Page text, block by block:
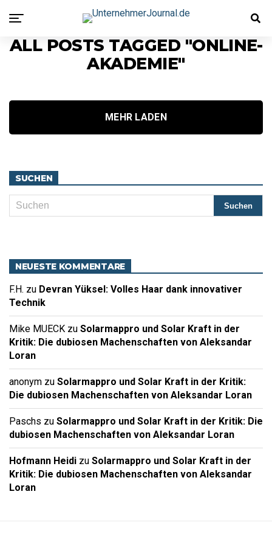
ALL POSTS TAGGED "ONLINE-
AKADEMIE"
MEHR LADEN
SUCHEN
NEUESTE KOMMENTARE
F.H. zu Devran Yüksel: Volles Haar dank innovativer
Technik
Mike MUECK zu Solarmappro und Solar Kraft in der
Kritik: Die dubiosen Machenschaften von Aleksandar
Loran
anonym zu Solarmappro und Solar Kraft in der Kritik:
Die dubiosen Machenschaften von Aleksandar Loran
Paschs zu Solarmappro und Solar Kraft in der Kritik: Die
dubiosen Machenschaften von Aleksandar Loran
Hofmann Heidi zu Solarmappro und Solar Kraft in der
Kritik: Die dubiosen Machenschaften von Aleksandar
Loran